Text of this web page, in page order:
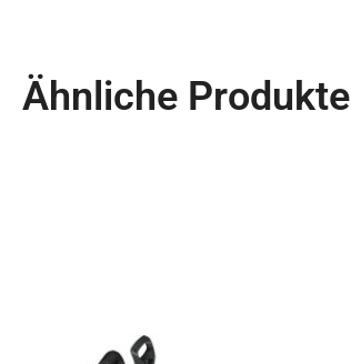
Ähnliche Produkte